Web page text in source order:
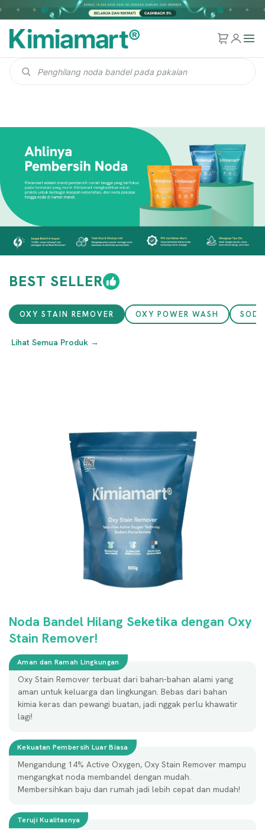
BEST SELLER
OXY STAIN REMOVER OXY POWER WASH
Lihat Semua Produk →
Noda Bandel Hilang Seketika dengan Oxy
Stain Remover!
Aman dan Ramah Lingkungan
Oxy Stain Remover terbuat dari bahan-bahan alami yang
aman untuk keluarga dan lingkungan. Bebas dari bahan
kimia keras dan pewangi buatan, jadi nggak perlu khawatir
lagi!
Kekuatan Pembersih Luar Biasa
Mengandung 14% Active Oxygen, Oxy Stain Remover mampu
mengangkat noda membandel dengan mudah.
Membersihkan baju dan rumah jadi lebih cepat dan mudah!
Teruji Kualitasnya